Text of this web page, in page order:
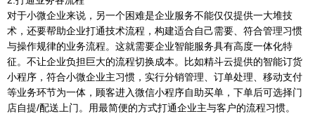
对于小微企业来说，另一个困难是企业服务不能仅仅提供一大堆技
术，还要帮助企业打通技术流程，构建适合自己需要、符合管理习惯
与操作规律的业务流程。这就需要企业智能服务具有高度一体化特
征。不让企业负担巨大的流程切换成本。比如精斗云提供的智能订货
小程序，符合小微企业主习惯，实行分销管理、订单处理、移动支付
等业务环节为一体，顾客进入微信小程序自助买单，下单后可选择门
店自提/配送上门。用最简便的方式打通企业主与客户的流程习惯。